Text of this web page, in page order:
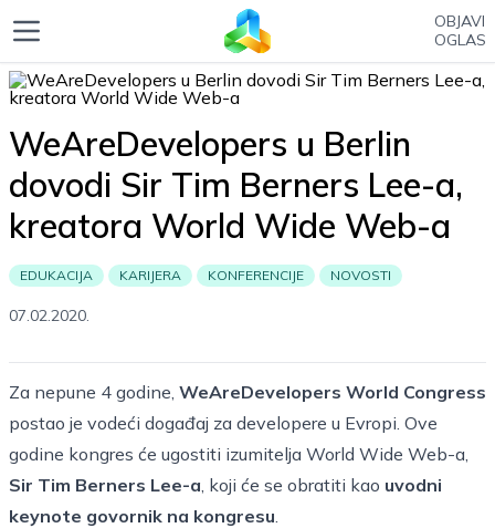
OBJAVI
OGLAS
WeAreDevelopers u Berlin
dovodi Sir Tim Berners Lee-a,
kreatora World Wide Web-a
EDUKACIJA KARIJERA KONFERENCIJE NOVOSTI
07.02.2020.
Za nepune 4 godine, WeAreDevelopers World Congress
postao je vodeći događaj za developere u Evropi. Ove
godine kongres će ugostiti izumitelja World Wide Web-a,
Sir Tim Berners Lee-a, koji će se obratiti kao uvodni
keynote govornik na kongresu.